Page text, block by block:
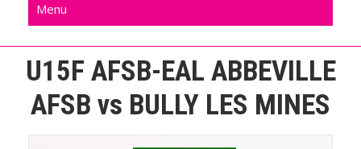
Menu
U15F AFSB-EAL ABBEVILLE
AFSB vs BULLY LES MINES